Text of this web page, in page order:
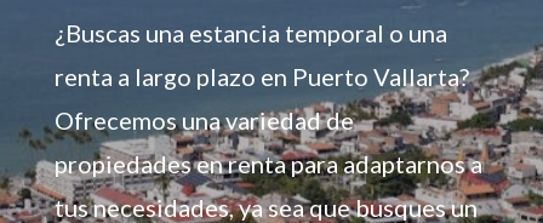
¿Buscas una estancia temporal o una
renta a largo plazo en Puerto Vallarta?
Ofrecemos una variedad de
propiedades en renta para adaptarnos a
tus necesidades, ya sea que busques un